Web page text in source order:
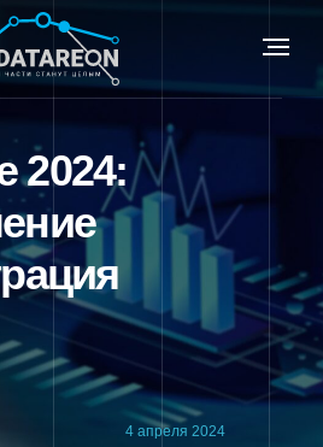
2024:
4 апреля 2024